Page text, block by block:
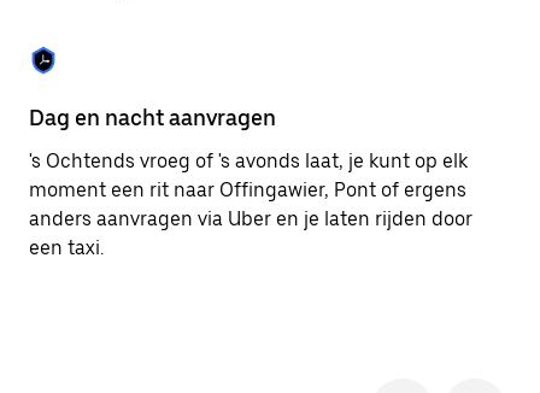
Dag en nacht aanvragen
's Ochtends vroeg of 's avonds laat, je kunt op elk
moment een rit naar Offingawier, Pont of ergens
anders aanvragen via Uber en je laten rijden door
een taxi.